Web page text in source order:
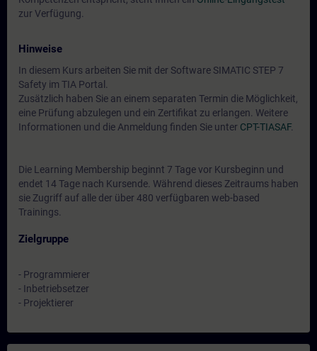
zur Verfügung.
Hinweise
In diesem Kurs arbeiten Sie mit der Software SIMATIC STEP 7
Safety im TIA Portal.
Zusätzlich haben Sie an einem separaten Termin die Möglichkeit,
eine Prüfung abzulegen und ein Zertifikat zu erlangen. Weitere
Informationen und die Anmeldung finden Sie unter CPT-TIASAF.
Die Learning Membership beginnt 7 Tage vor Kursbeginn und
endet 14 Tage nach Kursende. Während dieses Zeitraums haben
sie Zugriff auf alle der über 480 verfügbaren web-based
Trainings.
Zielgruppe
- Programmierer
- Inbetriebsetzer
- Projektierer